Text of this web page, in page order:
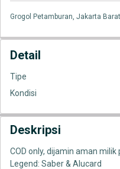
Grogol Petamburan, Jakarta
Detail
Tipe
Kondisi
Deskripsi
COD only, dijamin aman
Legend: Saber & Alucard